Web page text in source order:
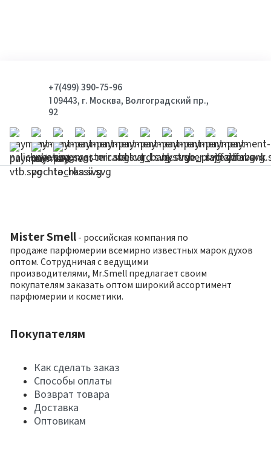
+7(499) 390-75-96
109443, г. Москва, Волгоградский пр.,
92
Mister Smell - российская компания по
продаже парфюмерии всемирно известных марок духов
оптом. Сотрудничая с ведущими
производителями, Mr.Smell предлагает своим
покупателям заказать оптом широкий ассортимент
парфюмерии и косметики.
Покупателям
Как сделать заказ
Способы оплаты
Возврат товара
Доставка
Оптовикам